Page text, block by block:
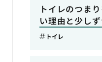
トイレのつま
い理由と少し
トイレ